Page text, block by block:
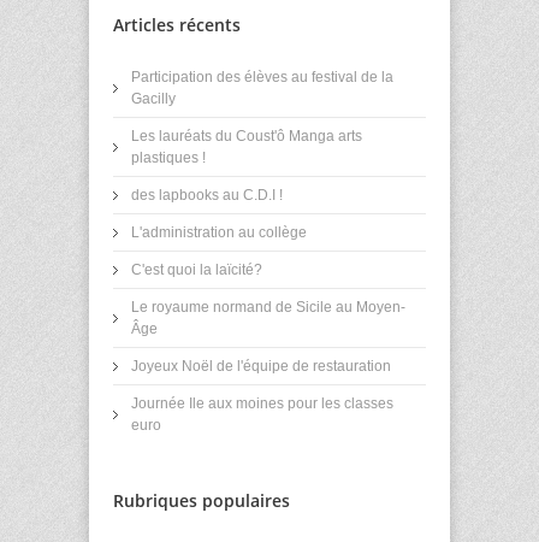
Articles récents
Participation des élèves au festival de la
Gacilly
Les lauréats du Coust'ô Manga arts
plastiques !
des lapbooks au C.D.I !
L'administration au collège
C'est quoi la laïcité?
Le royaume normand de Sicile au Moyen-
Âge
Joyeux Noël de l'équipe de restauration
Journée Ile aux moines pour les classes
euro
Rubriques populaires